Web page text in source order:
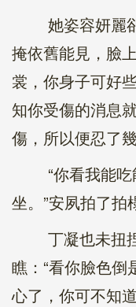
她姿容妍麗卻
掩依舊能見，臉
裳，你身子可好
知你受傷的消息
傷，所以便忍了
“你看我能吃
坐。”安夙拍了拍
丁凝也未扭捏
瞧：“看你臉色倒
心了，你可不知